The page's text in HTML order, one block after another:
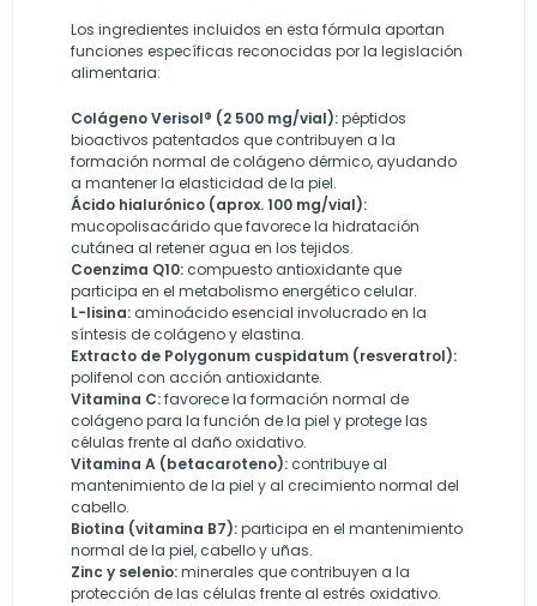
Los ingredientes incluidos en esta fórmula aportan
funciones específicas reconocidas por la legislación
alimentaria:
Colágeno Verisol® (2 500 mg/vial):péptidos
bioactivos patentados que contribuyen a la
formación normal de colágeno dérmico, ayudando
a mantener la elasticidad de la piel.
Ácido hialurónico (aprox. 100 mg/vial):
mucopolisacárido que favorece la hidratación
cutánea al retener agua en los tejidos.
Coenzima Q10: compuesto antioxidante que
participa en el metabolismo energético celular.
L-lisina: aminoácido esencial involucrado en la
síntesis de colágeno y elastina.
Extracto de Polygonum cuspidatum (resveratrol):
polifenol con acción antioxidante.
Vitamina C:favorece la formación normal de
colágeno para la función de la piel y protege las
células frente al daño oxidativo.
Vitamina A (betacaroteno): contribuye al
mantenimiento de la piel y al crecimiento normal del
cabello.
Biotina (vitamina B7):participa en el mantenimiento
normal de la piel, cabello y uñas.
Zinc y selenio:minerales que contribuyen a la
protección de las células frente al estrés oxidativo.